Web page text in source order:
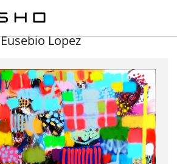
Eusebio Lopez